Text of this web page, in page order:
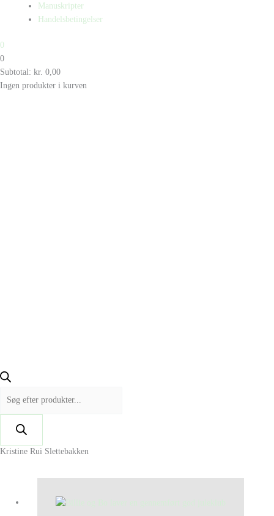
Manuskripter
Handelsbetingelser
0
0
Subtotal: kr. 0,00
Ingen produkter i kurven
Kristine Rui Slettebakken